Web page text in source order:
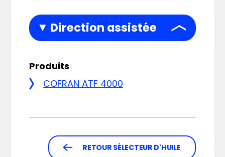
Direction assistée
Produits
COFRAN ATF 4000
RETOUR SÉLECTEUR D'HUILE